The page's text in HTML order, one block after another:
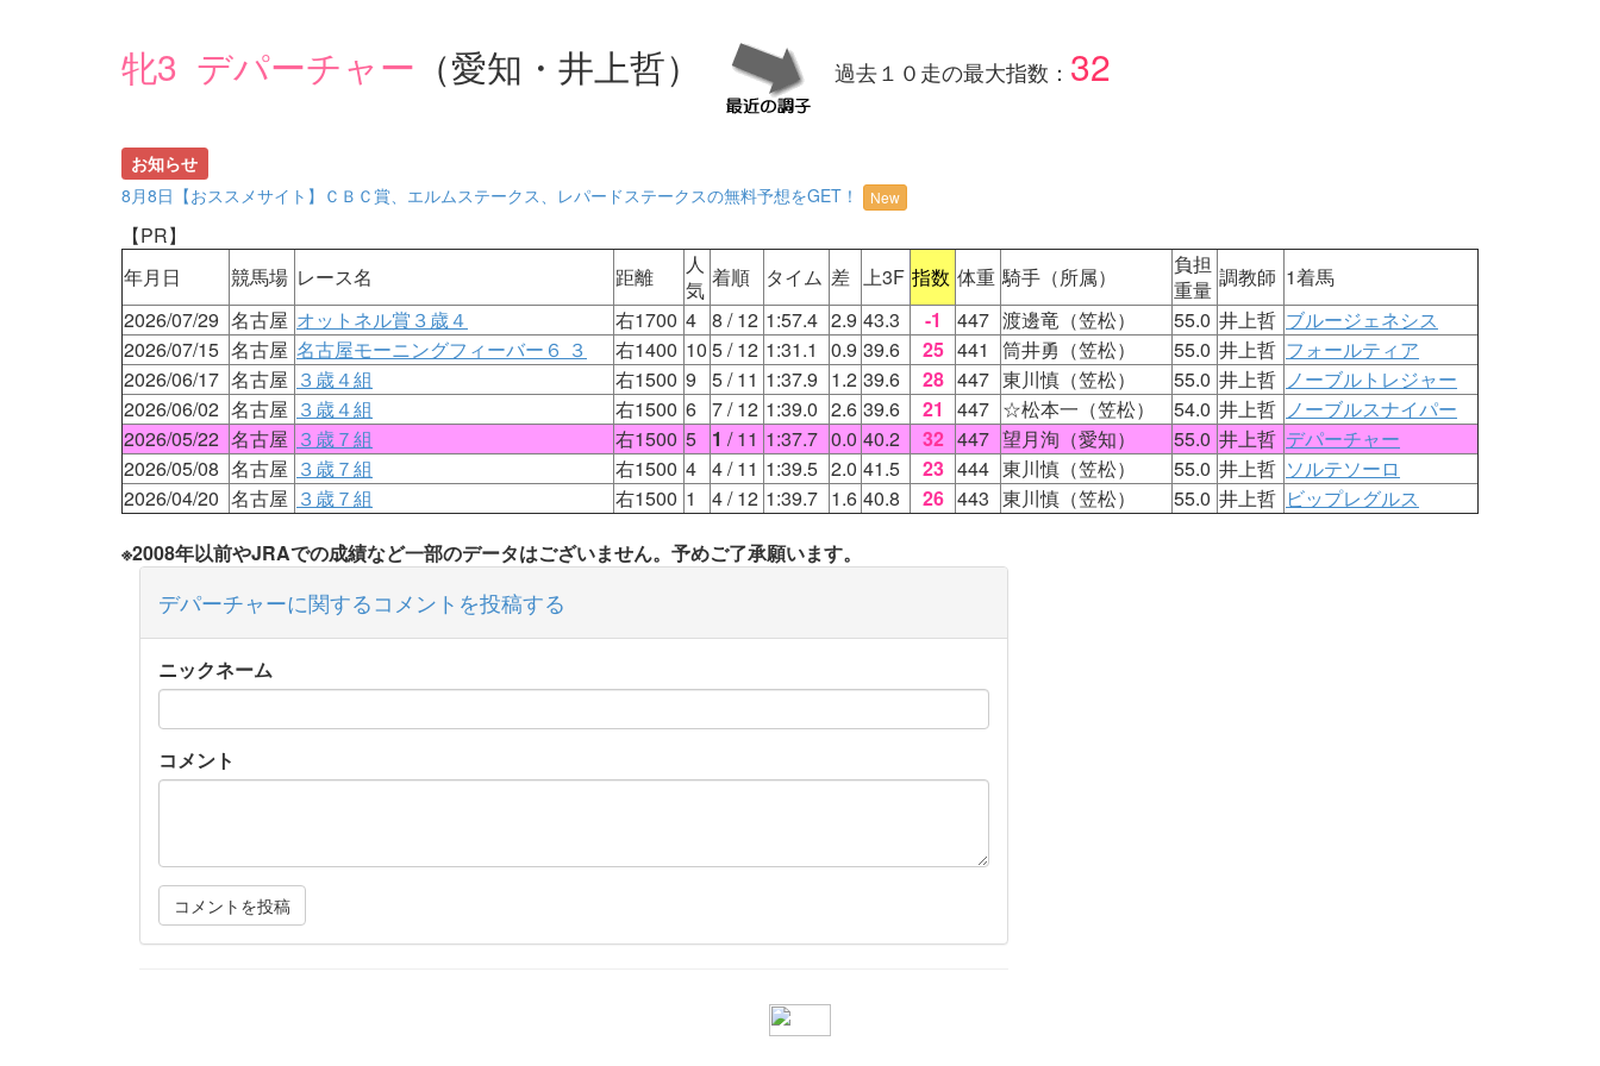
牝3 デパーチャー （愛知・井上哲） 過去１０走の最大指数： 32
お知らせ
8月8日【おススメサイト】ＣＢＣ賞、エルムステークス、レパードステークスの無料予想をGET！
New
【PR】
年月日
競馬場 レース名 距離
人
気 着順 タイム 差 上3F 指数 体重 騎手（所属）
負担
重量 調教師 1着馬
2026/07/29 名古屋 オットネル賞３歳４ 右1700 4 8 / 12 1:57.4 2.9 43.3 -1 447 渡邊竜（笠松） 55.0 井上哲 ブルージェネシス
2026/07/15 名古屋 名古屋モーニングフィーバー６ ３ 右1400 10 5/ 12 1:31.1 0.9 39.6 25 441 筒井勇（笠松） 55.0 井上哲 フォールティア
2026/06/17 名古屋 ３歳４組 右1500 9 5/ 11 1:37.9 1.2 39.6 28 447 東川慎（笠松） 55.0 井上哲 ノーブルトレジャー
2026/06/02 名古屋 ３歳４組 右1500 6 7/ 12 1:39.0 2.6 39.6 21 447 ☆松本一（笠松） 54.0 井上哲 ノーブルスナイパー
2026/05/22 名古屋 ３歳７組 右1500 5 1 / 11 1:37.7 0.0 40.2 32 447 望月洵（愛知） 55.0 井上哲 デパーチャー
2026/05/08 名古屋 ３歳７組 右1500 4 4/ 11 1:39.5 2.0 41.5 23 444 東川慎（笠松） 55.0 井上哲 ソルテソーロ
2026/04/20 名古屋 ３歳７組 右1500 1 4/ 12 1:39.7 1.6 40.8 26 443 東川慎（笠松） 55.0 井上哲 ビップレグルス
※2008年以前やJRAでの成績など一部のデータはございません。予めご了承願います。
デパーチャーに関するコメントを投稿する
ニックネーム
コメント